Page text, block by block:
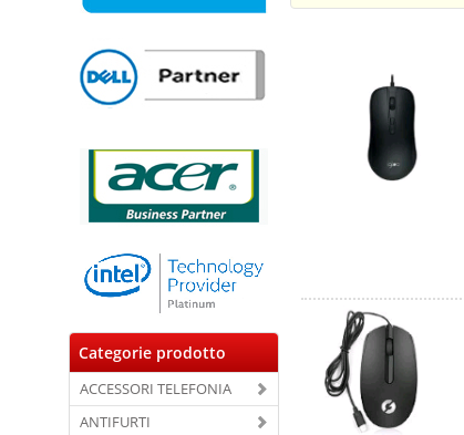
Categorie prodotto
ACCESSORI TELEFONIA
ANTIFURTI